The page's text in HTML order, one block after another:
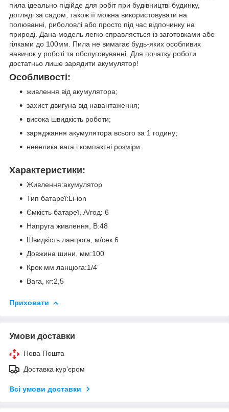
пила ідеально підійде для робіт при будівництві будинку,
догляді за садом, також її можна використовувати на
полюванні, риболовлі або просто під час відпочинку на
природі. Дана модель легко справляється із заготовками або
гілками до 100мм. Пила не вимагає будь-яких особливих
навичок у роботі та обслуговуванні. Для початку роботи
достатньо лише зарядити акумулятор!
Особливості:
живлення від акумулятора;
захист двигуна від навантаження;
висока швидкість роботи;
заряджання акумулятора всього за 1 годину;
невелика вага і компактні розміри.
Характеристики:
Живлення:акумулятор
Тип батареї:Li-ion
Ємкість батареї, А/год: 6
Напруга живлення, В:48
Швидкість ланцюга, м/сек:6
Довжина шини, мм:100
Крок мм ланцюга:1/4”
Вага, кг:2,5
Приховати
Умови доставки
Нова Пошта
Доставка кур'єром
Всі умови доставки